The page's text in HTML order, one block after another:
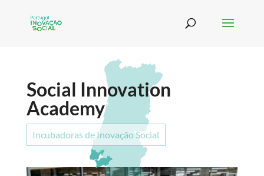
Social Innovation
Academy
Incubadoras de Inovação Social